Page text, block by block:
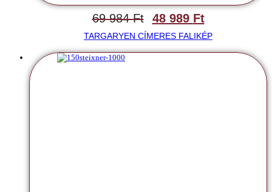
69 984Ft 48 989 Ft
TARGARYEN CÍMERES FALIKÉP